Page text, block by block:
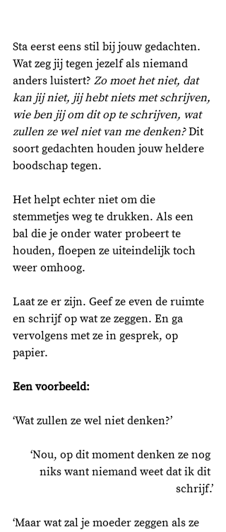
Sta eerst eens stil bij jouw gedachten.
Wat zeg jij tegen jezelf als niemand
anders luistert? Zo moet het niet, dat
kan jij niet, jij hebt niets met schrijven,
wie ben jij om dit op te schrijven, wat
zullen ze wel niet van me denken? Dit
soort gedachten houden jouw heldere
boodschap tegen.
Het helpt echter niet om die
stemmetjes weg te drukken. Als een
bal die je onder water probeert te
houden, floepen ze uiteindelijk toch
weer omhoog.
Laat ze er zijn. Geef ze even de ruimte
en schrijf op wat ze zeggen. En ga
vervolgens met ze in gesprek, op
papier.
Een voorbeeld:
‘Wat zullen ze wel niet denken?’
‘Nou, op dit moment denken ze nog
niks want niemand weet dat ik dit
schrijf.’
‘Maar wat zal je moeder zeggen als ze